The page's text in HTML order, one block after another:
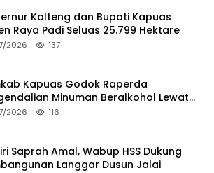
Kalteng dan Bupati Kapuas
Raya Padi Seluas 25.799 Hektare
2026 137
Kapuas Godok Raperda
Minuman Beralkohol Lewat
2026 116
Saprah Amal, Wabup HSS Dukung
Langgar Dusun Jalai